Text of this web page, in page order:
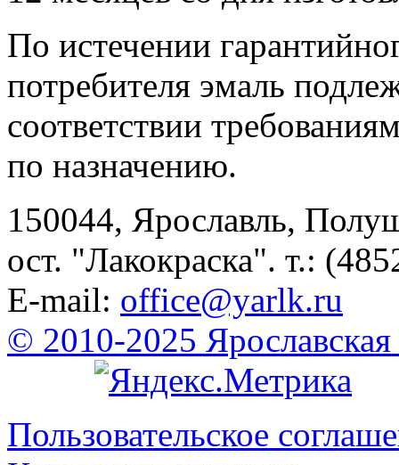
По истечении
потребителя эмаль
соответствии
по назначению.
150044, Ярославль,
ост. "Лакокраска". т.:
E-mail: office@yarlk.ru
© 2010-2025
Пользовательское